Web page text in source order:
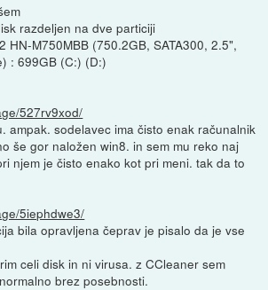
razdeljen na dve particiji
HN-M750MBB (750.2GB, SATA300, 2.5",
: 699GB (C:) (D:)
527rv9xod/
ampak. sodelavec ima čisto enak računalnik
še gor naložen win8. in sem mu reko naj
njem je čisto enako kot pri meni. tak da to
5iephdwe3/
bila opravljena čeprav je pisalo da je vse
celi disk in ni virusa. z CCleaner sem
brez posebnosti.